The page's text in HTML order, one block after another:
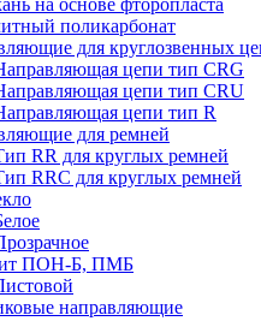
на основе фторопласта
поликарбонат
для круглозвенных
цепи тип CRG
цепи тип CRU
цепи тип R
для ремней
RR для круглых ремней
RRС для круглых ремней
ПОН-Б, ПМБ
направляющие